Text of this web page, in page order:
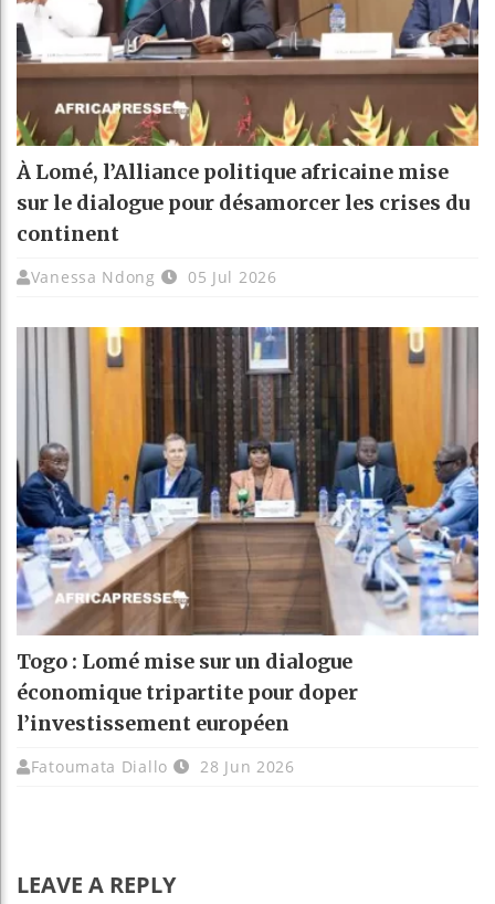
À Lomé, l’Alliance politique africaine mise
sur le dialogue pour désamorcer les crises du
continent
Vanessa Ndong 05 Jul 2026
Togo : Lomé mise sur un dialogue
économique tripartite pour doper
l’investissement européen
Fatoumata Diallo 28 Jun 2026
LEAVE A REPLY